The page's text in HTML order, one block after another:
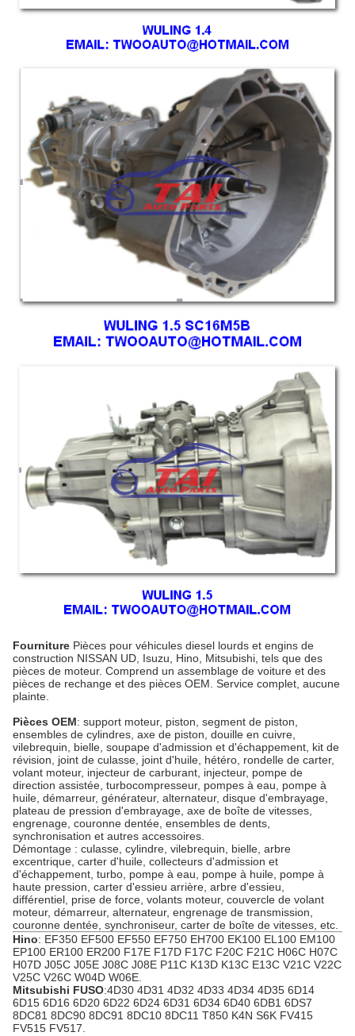
Fourniture Pièces pour véhicules diesel lourds et engins de
construction NISSAN UD, Isuzu, Hino, Mitsubishi, tels que des
pièces de moteur. Comprend un assemblage de voiture et des
pièces de rechange et des pièces OEM. Service complet, aucune
plainte.
Pièces OEM: support moteur, piston, segment de piston,
ensembles de cylindres, axe de piston, douille en cuivre,
vilebrequin, bielle, soupape d'admission et d'échappement, kit de
révision, joint de culasse, joint d'huile, hétéro, rondelle de carter,
volant moteur, injecteur de carburant, injecteur, pompe de
direction assistée, turbocompresseur, pompes à eau, pompe à
huile, démarreur, générateur, alternateur, disque d'embrayage,
plateau de pression d'embrayage, axe de boîte de vitesses,
engrenage, couronne dentée, ensembles de dents,
synchronisation et autres accessoires.
Démontage : culasse, cylindre, vilebrequin, bielle, arbre
excentrique, carter d'huile, collecteurs d'admission et
d'échappement, turbo, pompe à eau, pompe à huile, pompe à
haute pression, carter d'essieu arrière, arbre d'essieu,
différentiel, prise de force, volants moteur, couvercle de volant
moteur, démarreur, alternateur, engrenage de transmission,
couronne dentée, synchroniseur, carter de boîte de vitesses, etc.
Hino: EF350 EF500 EF550 EF750 EH700 EK100 EL100 EM100
EP100 ER100 ER200 F17E F17D F17C F20C F21C H06C H07C
H07D J05C J05E J08C J08E P11C K13D K13C E13C V21C V22C
V25C V26C W04D W06E.
Mitsubishi FUSO:4D30 4D31 4D32 4D33 4D34 4D35 6D14
6D15 6D16 6D20 6D22 6D24 6D31 6D34 6D40 6DB1 6DS7
8DC81 8DC90 8DC91 8DC10 8DC11 T850 K4N S6K FV415
FV515 FV517.